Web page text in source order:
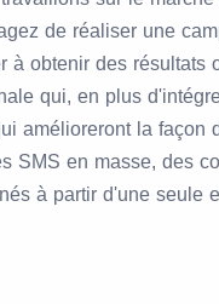
de réaliser une
à obtenir des résultats
qui, en plus
amélioreront la façon
SMS en masse, des
à partir d'une seule